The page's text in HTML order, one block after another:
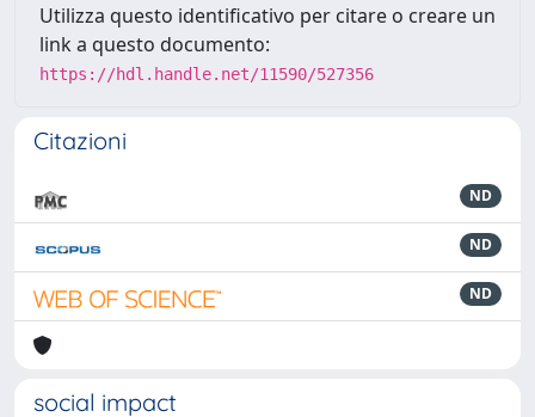
Utilizza questo identificativo per citare o creare un
link a questo documento:
https://hdl.handle.net/11590/527356
Citazioni
ND
ND
ND
social impact